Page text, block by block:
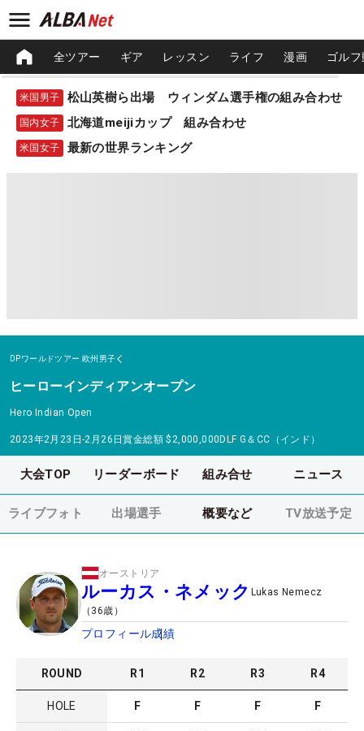
全ツアー ギア レッスン ライフ 漫画 ゴル
米国男子 松山英樹ら出場 ウィンダム選手権の組み合わせ
国内女子 北海道meijiカップ 組み合わせ
米国女子 最新の世界ランキング
DPワールドツアー 欧州男子
ヒーローインディアンオープン
Hero Indian Open
2023年2月23日-2月26日賞金総額 $2,000,000 DLF G＆CC（インド）
大会TOP リーダーボード 組み合せ ニュース
ライブフォト 出場選手 概要など TV放送予定
オーストリア
ルーカス・ネメック Lukas Nemecz
（ 36歳）
プロフィール成績
ROUND R1 R2 R3 R4
HOLE F F F F